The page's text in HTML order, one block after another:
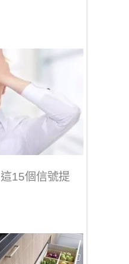
15個信號提